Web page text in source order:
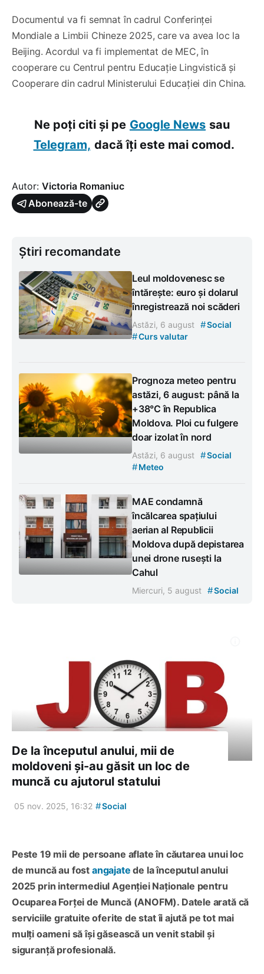
Documentul va fi semnat în cadrul Conferinței
Mondiale a Limbii Chineze 2025, care va avea loc la
Beijing. Acordul va fi implementat de MEC, în
cooperare cu Centrul pentru Educație Lingvistică și
Cooperare din cadrul Ministerului Educației din China.
Ne poți citi și pe Google News sau
Telegram, dacă îți este mai comod.
Autor: Victoria Romaniuc
Abonează-te
Știri recomandate
Leul moldovenesc se
întărește: euro și dolarul
înregistrează noi scăderi
Astăzi, 6 august #Social
#Curs valutar
Prognoza meteo pentru
astăzi, 6 august: până la
+38°C în Republica
Moldova. Ploi cu fulgere
doar izolat în nord
Astăzi, 6 august #Social
#Meteo
MAE condamnă
încălcarea spațiului
aerian al Republicii
Moldova după depistarea
unei drone rusești la
Cahul
Miercuri, 5 august #Social
De la începutul anului, mii de
moldoveni și-au găsit un loc de
muncă cu ajutorul statului
05 nov. 2025, 16:32 #Social
Peste 19 mii de persoane aflate în căutarea unui loc
de muncă au fost angajate de la începutul anului
2025 prin intermediul Agenției Naționale pentru
Ocuparea Forței de Muncă (ANOFM). Datele arată că
serviciile gratuite oferite de stat îi ajută pe tot mai
mulți oameni să își găsească un venit stabil și
siguranță profesională.